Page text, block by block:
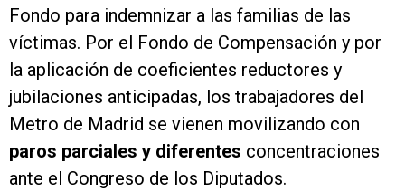
Fondo para indemnizar a las familias de las
víctimas. Por el Fondo de Compensación y por
la aplicación de coeficientes reductores y
jubilaciones anticipadas, los trabajadores del
Metro de Madrid se vienen movilizando con
paros parciales y diferentes concentraciones
ante el Congreso de los Diputados.